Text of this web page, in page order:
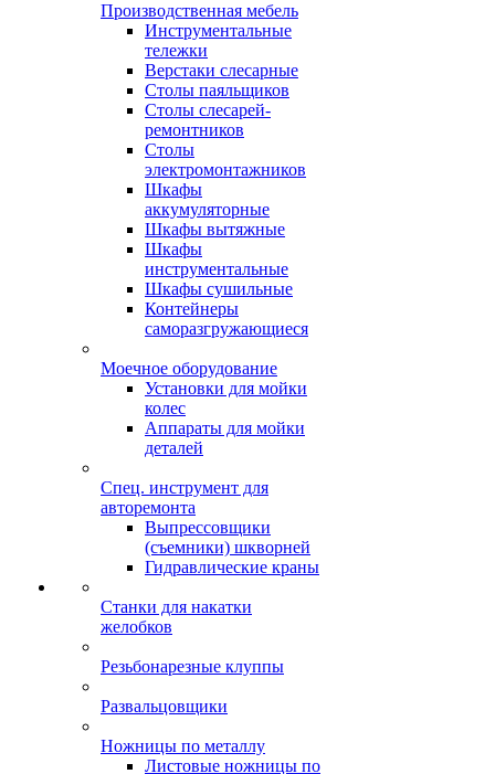
Производственная мебель
Инструментальные
тележки
Верстаки слесарные
Столы паяльщиков
Столы слесарей-
ремонтников
Столы
электромонтажников
Шкафы
аккумуляторные
Шкафы вытяжные
Шкафы
инструментальные
Шкафы сушильные
Контейнеры
саморазгружающиеся
Моечное оборудование
Установки для мойки
колес
Аппараты для мойки
деталей
Спец. инструмент для
авторемонта
Выпрессовщики
(съемники) шкворней
Гидравлические краны
Станки для накатки
желобков
Резьбонарезные клуппы
Развальцовщики
Ножницы по металлу
Листовые ножницы по